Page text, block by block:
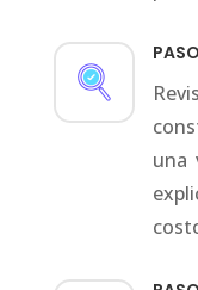
una